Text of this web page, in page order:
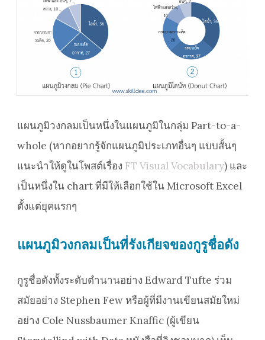
แผนภูมิวงกลมเป็นหนึ่งในแผนภูมิในกลุ่ม Part-to-a-
whole (หากอยากรู้จักแผนภูมิประเภทอื่นๆ แบบสั้นๆ
แนะนำให้ดูในโพสต์เรื่อง FT Visual Vocabulary) และ
เป็นหนึ่งใน chart ที่มีให้เลือกใช้ใน Microsoft Excel
ตั้งแต่ยุคแรกๆ
แผนภูมิวงกลมเป็นที่รังเกียจของกูรูชื่อดัง
กูรูชื่อดังทั้งระดับตำนานอย่าง Edward Tufte ร่วม
สมัยอย่าง Stephen Few หรือผู้ที่มีงานเขียนสมัยใหม่
อย่าง Cole Nussbaumer Knaffic (ผู้เขียน